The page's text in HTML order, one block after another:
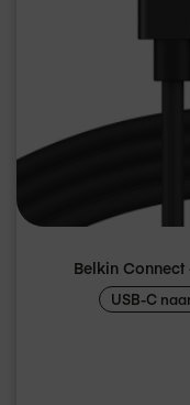
Belkin
USB-C